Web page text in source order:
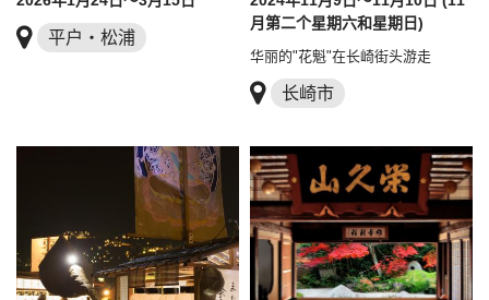
平户・松浦
月第二个星期六和星期日)
华丽的"花魁"在长崎街头游走
长崎市